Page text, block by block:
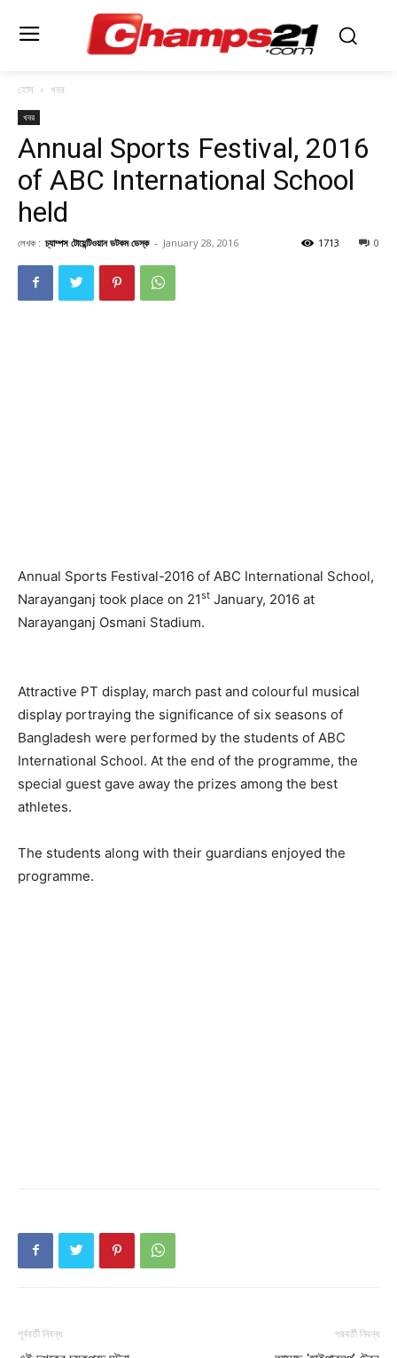
Champs21
হোম খবর
খবর
Annual Sports Festival, 2016
of ABC International School
held
লেখক : চ্যাম্পস টোয়েন্টিওয়ান ডটকম ডেস্ক - January 28, 2016 0
1713
Annual Sports Festival-2016 of ABC International School,
Narayanganj took place on 21st January, 2016 at
Narayanganj Osmani Stadium.
Attractive PT display, march past and colourful musical
display portraying the significance of six seasons of
Bangladesh were performed by the students of ABC
International School. At the end of the programme, the
special guest gave away the prizes among the best
athletes.
The students along with their guardians enjoyed the
programme.
পূর্ববর্তী নিবন্ধ পরবর্তী নিবন্ধ